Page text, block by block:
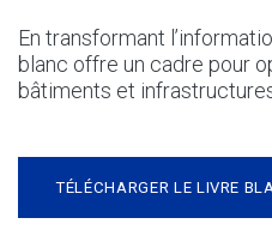
En transformant
blanc offre un cadre pour
bâtiments et
TÉLÉCHARGER LE LIVRE